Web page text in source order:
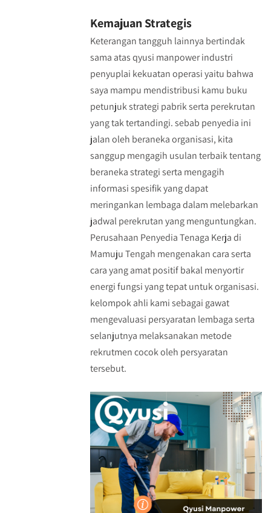
Kemajuan Strategis
Keterangan tangguh lainnya bertindak
sama atas qyusi manpower industri
penyuplai kekuatan operasi yaitu bahwa
saya mampu mendistribusi kamu buku
petunjuk strategi pabrik serta perekrutan
yang tak tertandingi. sebab penyedia ini
jalan oleh beraneka organisasi, kita
sanggup mengagih usulan terbaik tentang
beraneka strategi serta mengagih
informasi spesifik yang dapat
meringankan lembaga dalam melebarkan
jadwal perekrutan yang menguntungkan.
Perusahaan Penyedia Tenaga Kerja di
Mamuju Tengah mengenakan cara serta
cara yang amat positif bakal menyortir
energi fungsi yang tepat untuk organisasi.
kelompok ahli kami sebagai gawat
mengevaluasi persyaratan lembaga serta
selanjutnya melaksanakan metode
rekrutmen cocok oleh persyaratan
tersebut.